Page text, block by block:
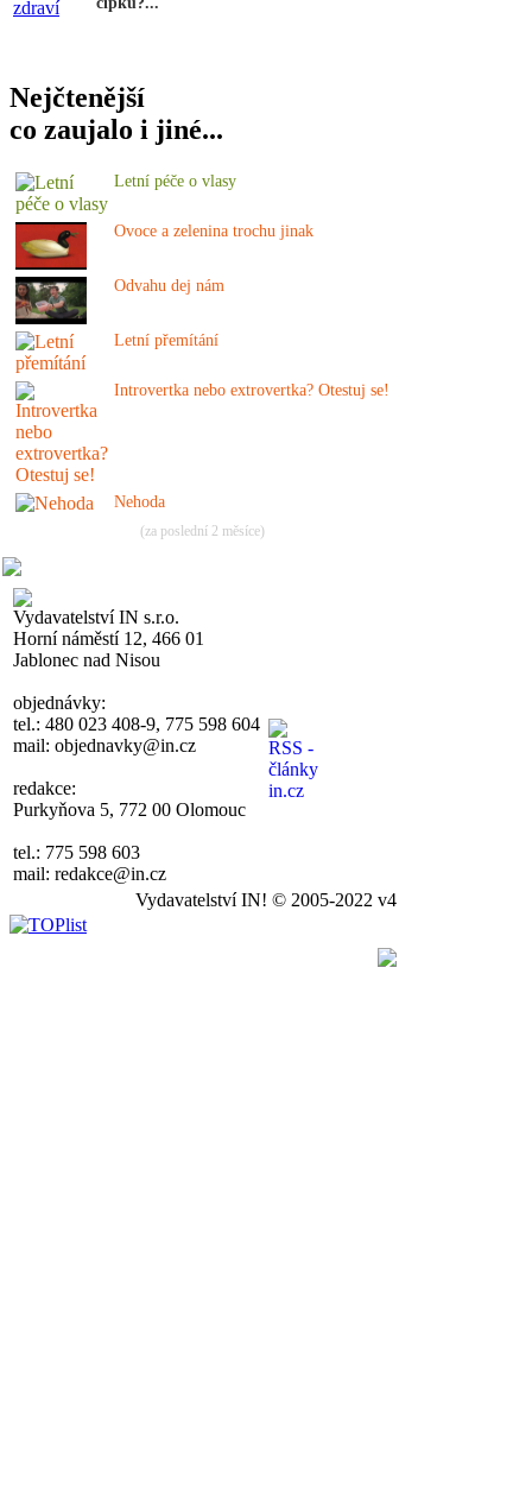
Nejčtenější
co zaujalo i jiné...
Letní péče o vlasy
Ovoce a zelenina trochu jinak
Odvahu dej nám
Letní přemítání
Introvertka nebo extrovertka? Otestuj se!
Nehoda
(za poslední 2 měsíce)
Vydavatelství IN s.r.o.
Horní náměstí 12, 466 01
Jablonec nad Nisou
objednávky:
tel.: 480 023 408-9, 775 598 604
mail: objednavky@in.cz
redakce:
Purkyňova 5, 772 00 Olomouc
tel.: 775 598 603
mail: redakce@in.cz
Vydavatelství IN! © 2005-2022 v4